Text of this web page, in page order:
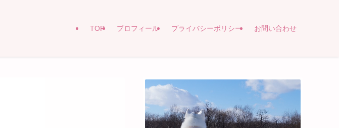
TOP プロフィール プライバシーポリシー お問い合わせ